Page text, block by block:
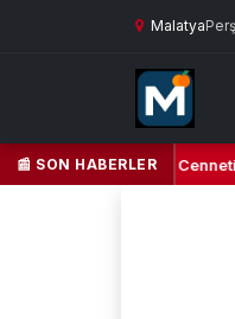
Malatya
📰 SON HABERLER
Kalbi ve Kültür Cenneti: